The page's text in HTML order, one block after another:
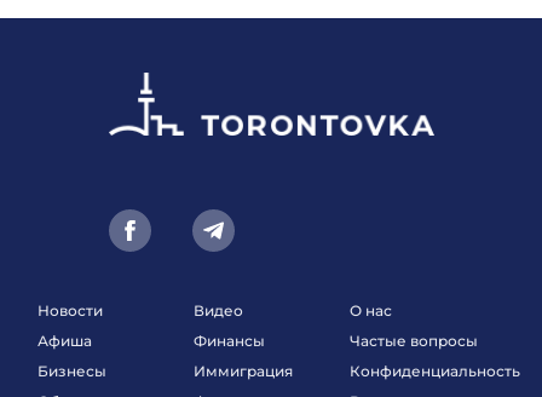
Новости
Афиша
Бизнесы
Видео
Финансы
Иммиграция
О нас
Частые вопросы
Конфиденциальность